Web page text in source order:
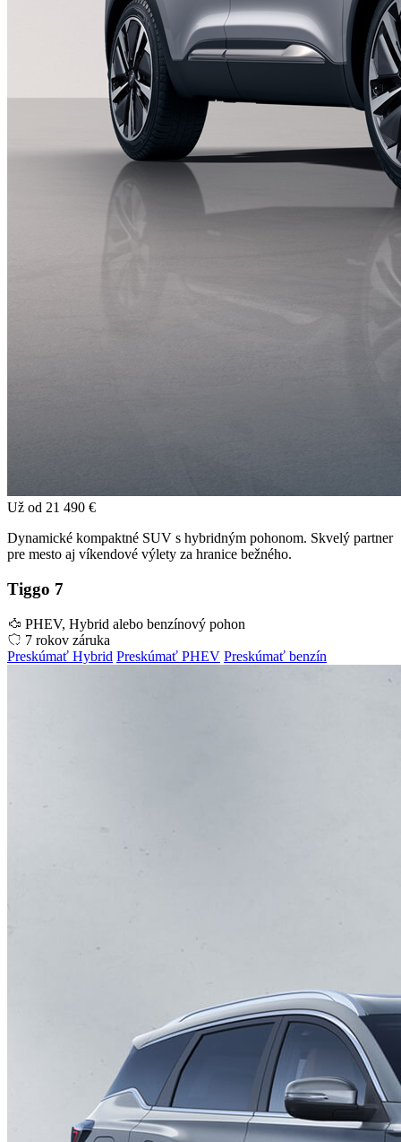
Už od 21 490 €
Dynamické kompaktné SUV s hybridným pohonom. Skvelý partner
pre mesto aj víkendové výlety za hranice bežného.
Tiggo 7
PHEV, Hybrid alebo benzínový pohon
7 rokov záruka
Preskúmať Hybrid Preskúmať PHEV Preskúmať benzín